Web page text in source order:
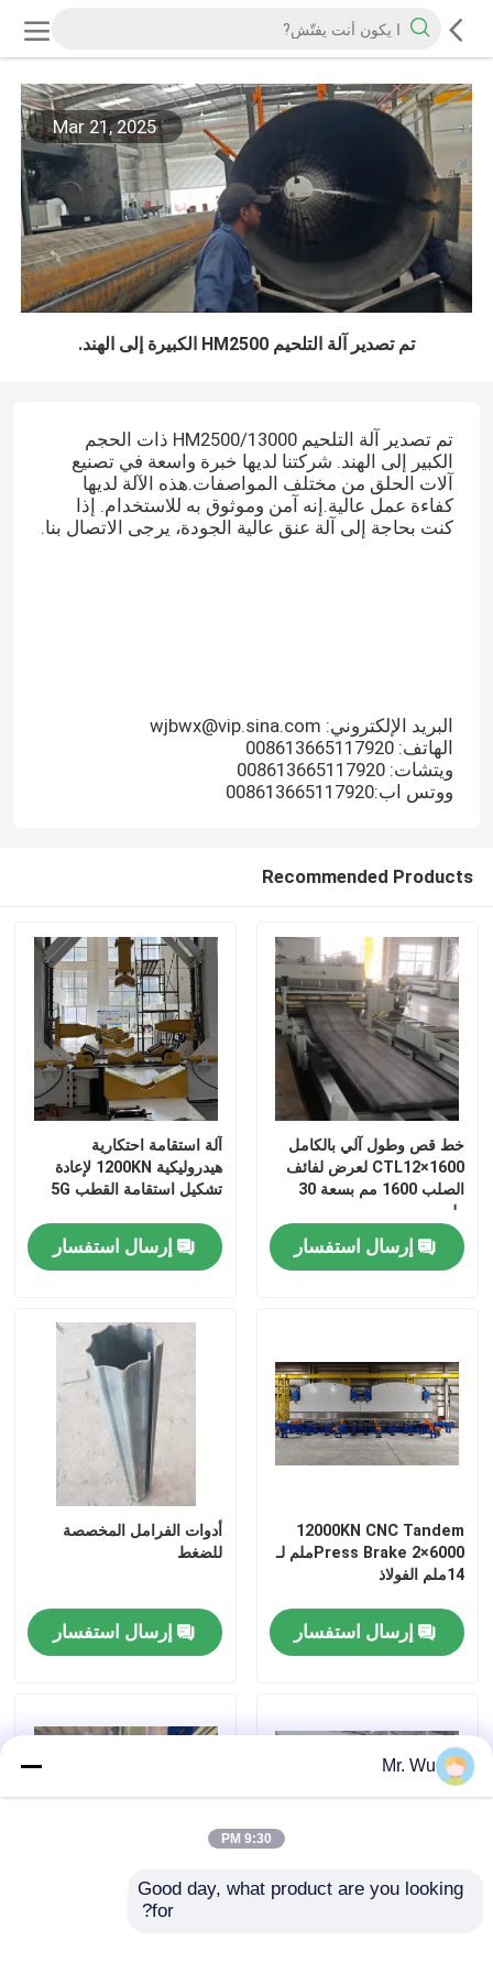
Mar 21, 2025
تم تصدير آلة التلحيم HM2500 الكبيرة إلى الهند.
تم تصدير آلة التلحيم HM2500/13000 ذات الحجم
الكبير إلى الهند. شركتنا لديها خبرة واسعة في تصنيع
آلات الحلق من مختلف المواصفات.هذه الآلة لديها
كفاءة عمل عالية.إنه آمن وموثوق به للاستخدام. إذا
كنت بحاجة إلى آلة عنق عالية الجودة، يرجى الاتصال بنا.
البريد الإلكتروني: wjbwx@vip.sina.com
الهاتف: 008613665117920
ويتشات: 008613665117920
ووتس اب:008613665117920
Recommended Products
خط قص وطول آلي بالكامل
CTL12×1600 لعرض لفائف
الصلب 1600 مم بسعة 30
طن
إرسال استفسار
آلة استقامة احتكارية
هيدروليكية 1200KN لإعادة
تشكيل استقامة القطب 5G
إرسال استفسار
12000KN CNC Tandem
Press Brake 2×6000ملم لـ
14ملم الفولاذ
إرسال استفسار
أدوات الفرامل المخصصة
للضغط
إرسال استفسار
معدل الضغط المزدوج القطب
Mr. Wu
9:30 PM
Good day, what product are you looking
for?